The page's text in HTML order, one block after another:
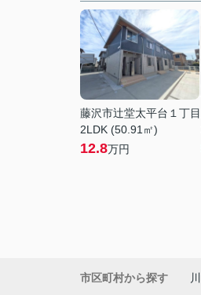
藤沢市辻堂太平台１丁目
2LDK (50.91㎡)
12.8万円
市区町村から探す